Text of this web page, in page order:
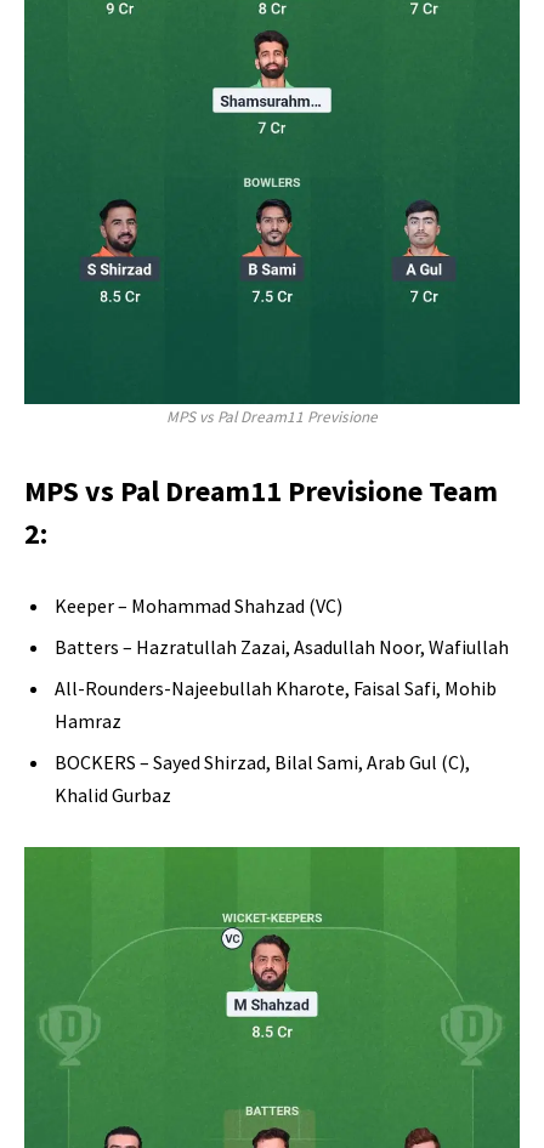
MPS vs Pal Dream11 Previsione
MPS vs Pal Dream11 Previsione Team
2:
Keeper – Mohammad Shahzad (VC)
Batters – Hazratullah Zazai, Asadullah Noor, Wafiullah
All-Rounders-Najeebullah Kharote, Faisal Safi, Mohib
Hamraz
BOCKERS – Sayed Shirzad, Bilal Sami, Arab Gul (C),
Khalid Gurbaz